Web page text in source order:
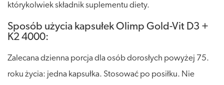
którykolwiek składnik suplementu diety.
Sposób użycia kapsułek Olimp Gold-Vit D3 +
K2 4000:
Zalecana dzienna porcja dla osób dorosłych powyżej 75.
roku życia: jedna kapsułka. Stosować po posiłku. Nie